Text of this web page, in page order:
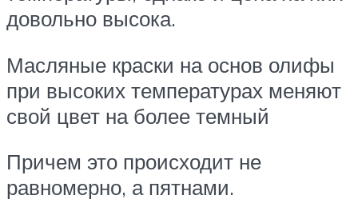
довольно высока.
Масляные краски на основ олифы
при высоких температурах меняют
свой цвет на более темный
Причем это происходит не
равномерно, а пятнами.